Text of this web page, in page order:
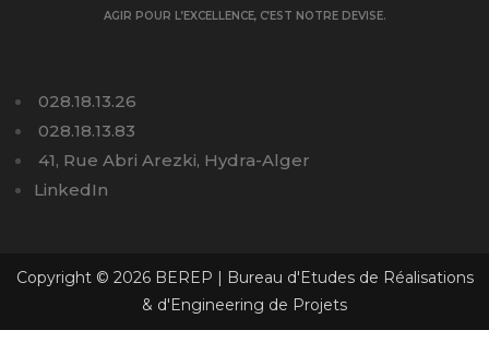
AGIR POUR L’EXCELLENCE, C’EST NOTRE DEVISE.
028.18.13.26
028.18.13.83
41, Rue Abri Arezki, Hydra-Alger
LinkedIn
Copyright © 2026 BEREP | Bureau d'Etudes de Réalisations
& d'Engineering de Projets